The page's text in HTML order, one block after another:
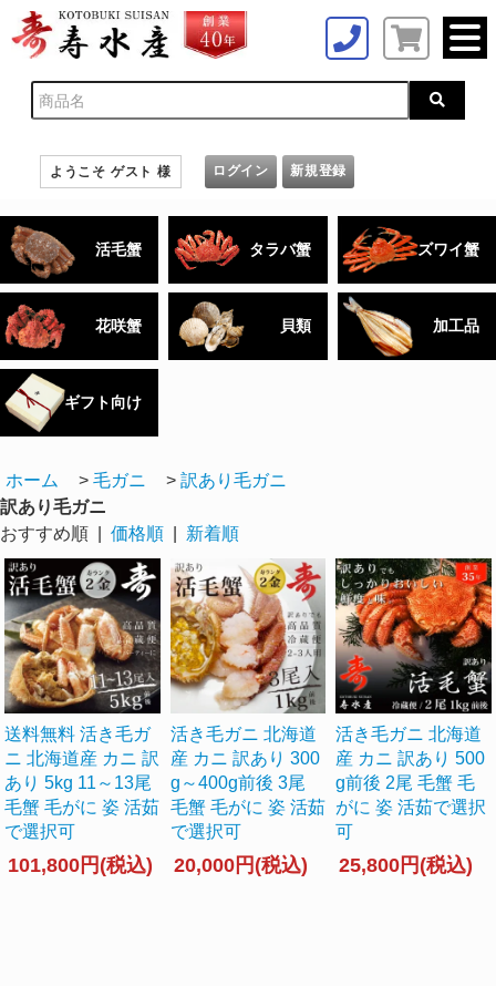
ようこそ ゲスト 様 ログイン 新規登録
活毛蟹 タラバ蟹 ズワイ蟹
花咲蟹 貝類 加工品
ギフト向け
ホーム > 毛ガニ > 訳あり毛ガニ
訳あり毛ガニ
おすすめ順 | 価格順 新着順
送料無料 活き毛ガ
ニ 北海道産 カニ 訳
あり 5kg 11～13尾
毛蟹 毛がに 姿 活茹
で選択可
101,800円(税込)
活き毛ガニ 北海道
産 カニ 訳あり 300
g～400g前後 3尾
毛蟹 毛がに 姿 活茹
で選択可
20,000円(税込)
活き毛ガニ 北海道
産 カニ 訳あり 500
g前後 2尾 毛蟹 毛
がに 姿 活茹で選択
可
25,800円(税込)